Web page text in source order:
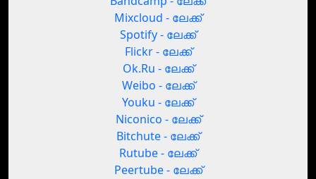
Mixcloud - ലേക്ക്
Spotify - ലേക്ക്
Flickr - ലേക്ക്
Ok.Ru - ലേക്ക്
Weibo - ലേക്ക്
Youku - ലേക്ക്
Niconico - ലേക്ക്
Bitchute - ലേക്ക്
Rutube - ലേക്ക്
Peertube - ലേക്ക്